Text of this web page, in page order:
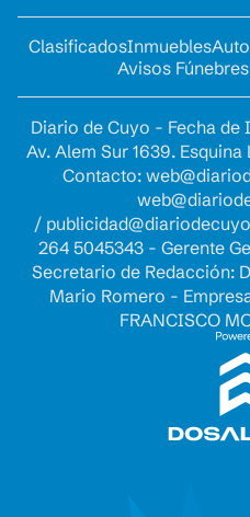
ClasificadosInmuebles
Avisos
Diario de Cuyo - Fecha
Av. Alem Sur 1639.
Contacto:
/
264 5045343 - Gerente
Secretario de Redacción:
Mario Romero -
FRANCISCO